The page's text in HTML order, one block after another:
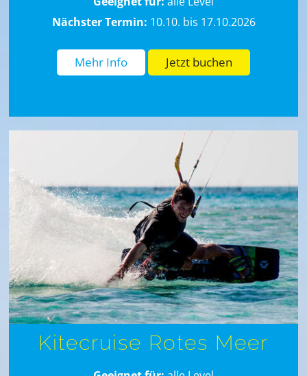
Nächster Termin: 10.10. bis 17.10.2026
Mehr Info Jetzt buchen
Kitecruise Rotes Meer